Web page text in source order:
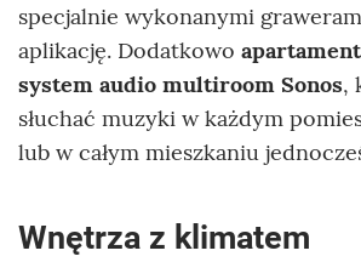
specjalnie wykonanymi
aplikację. Dodatkowo
system audio multiroom Sonos,
słuchać muzyki w każdym
lub w całym mieszkaniu
Wnętrza z klimatem